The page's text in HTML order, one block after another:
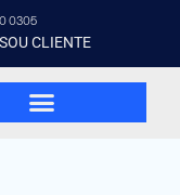
0305
SOU CLIENTE